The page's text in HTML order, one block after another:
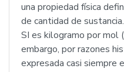
una propiedad física
de cantidad de
SI es kilogramo por mol
embargo, por razones
expresada casi siempre